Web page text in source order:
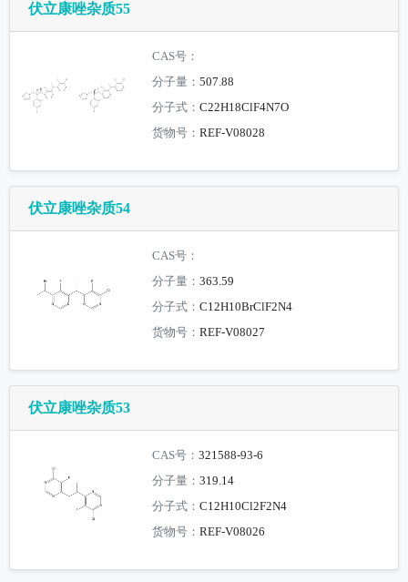
伏立康唑杂质55
CAS号：
分子量：507.88
分子式：C22H18ClF4N7O
货物号：REF-V08028
伏立康唑杂质54
CAS号：
分子量：363.59
分子式：C12H10BrClF2N4
货物号：REF-V08027
伏立康唑杂质53
CAS号：321588-93-6
分子量：319.14
分子式：C12H10Cl2F2N4
货物号：REF-V08026